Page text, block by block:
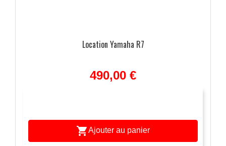
Location Yamaha R7
490,00 €
Ajouter au panier